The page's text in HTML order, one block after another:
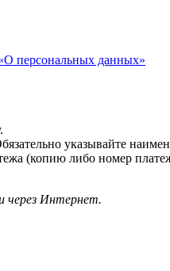
персональных данных»
указывайте
(копию либо номер
через Интернет.